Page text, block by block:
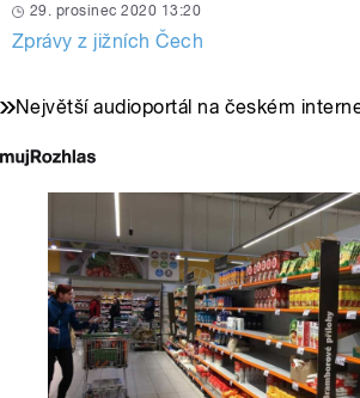
29. prosinec 2020 13:20
Zprávy z jižních Čech
Největší audioportál na českém